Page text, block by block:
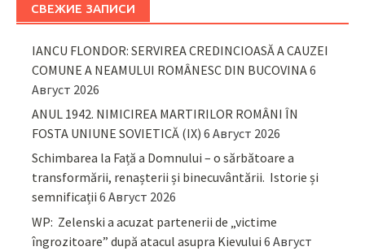
СВЕЖИЕ ЗАПИСИ
IANCU FLONDOR: SERVIREA CREDINCIOASĂ A CAUZEI
COMUNE A NEAMULUI ROMÂNESC DIN BUCOVINA6
Август 2026
ANUL 1942. NIMICIREA MARTIRILOR ROMÂNI ÎN
FOSTA UNIUNE SOVIETICĂ (IX) 6 Август 2026
Schimbarea la Față a Domnului – o sărbătoare a
transformării, renașterii și binecuvântării. Istorie și
semnificații 6 Август 2026
WP: Zelenski a acuzat partenerii de „victime
îngrozitoare” după atacul asupra Kievului 6 Август